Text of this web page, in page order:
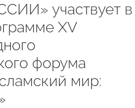
участвует в
XV
форума
мир: